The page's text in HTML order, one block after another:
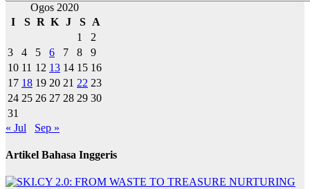
Ogos 2020
I
S R K J S
A
1
2
3
4 5 6 7 8
9
10 11 12 13 14 15 16
17 18 19 20 21 22 23
24 25 26 27 28 29 30
31
« Jul
Sep »
Artikel Bahasa Inggeris